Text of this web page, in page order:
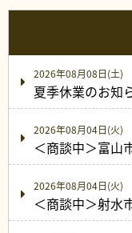
2026年08月08日(土)
夏季休業のお知
2026年08月04日(火)
＜商談中＞富山
2026年08月04日(火)
＜商談中＞射水